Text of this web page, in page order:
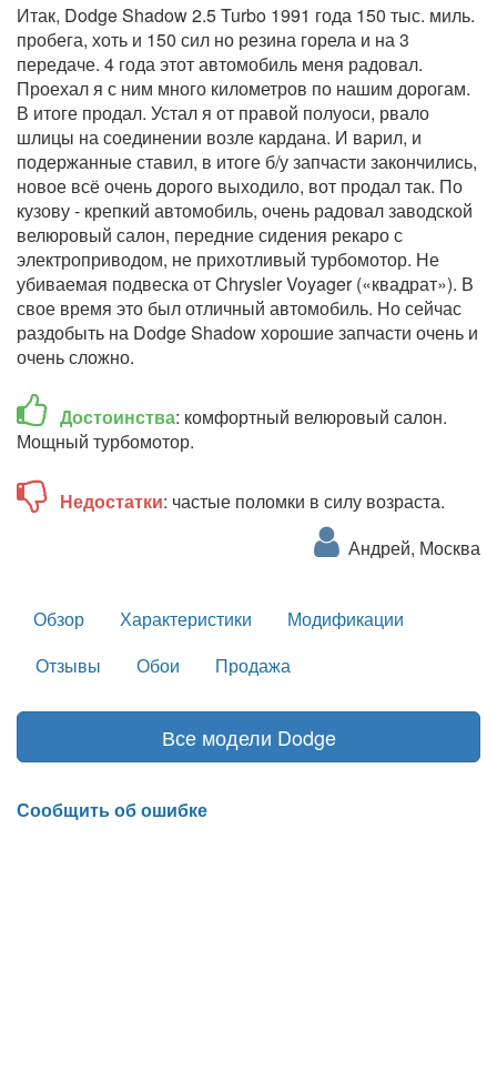
Итак, Dodge Shadow 2.5 Turbo 1991 года 150 тыс. миль.
пробега, хоть и 150 сил но резина горела и на 3
передаче. 4 года этот автомобиль меня радовал.
Проехал я с ним много километров по нашим дорогам.
В итоге продал. Устал я от правой полуоси, рвало
шлицы на соединении возле кардана. И варил, и
подержанные ставил, в итоге б/у запчасти закончились,
новое всё очень дорого выходило, вот продал так. По
кузову - крепкий автомобиль, очень радовал заводской
велюровый салон, передние сидения рекаро с
электроприводом, не прихотливый турбомотор. Не
убиваемая подвеска от Chrysler Voyager («квадрат»). В
свое время это был отличный автомобиль. Но сейчас
раздобыть на Dodge Shadow хорошие запчасти очень и
очень сложно.
Достоинства: комфортный велюровый салон.
Мощный турбомотор.
Недостатки: частые поломки в силу возраста.
Андрей, Москва
Обзор Характеристики
Модификации
Отзывы
Обои Продажа
Все модели Dodge
Сообщить об ошибке